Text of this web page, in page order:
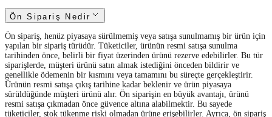
Ön Sipariş Nedir
Ön sipariş, henüz piyasaya sürülmemiş veya satışa sunulmamış bir ürün için
yapılan bir sipariş türüdür. Tüketiciler, ürünün resmi satışa sunulma
tarihinden önce, belirli bir fiyat üzerinden ürünü rezerve edebilirler. Bu tür
siparişlerde, müşteri ürünü satın almak istediğini önceden bildirir ve
genellikle ödemenin bir kısmını veya tamamını bu süreçte gerçekleştirir.
Ürünün resmi satışa çıkış tarihine kadar beklenir ve ürün piyasaya
sürüldüğünde müşteri ürünü alır. Ön siparişin en büyük avantajı, ürünü
resmi satışa çıkmadan önce güvence altına alabilmektir. Bu sayede
tüketiciler, stok tükenme riski olmadan ürüne erişebilirler. Ayrıca, ön sipariş